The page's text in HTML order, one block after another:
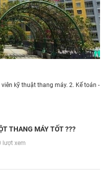
kỹ thuật thang máy. 2. Kế toán -
THANG MÁY TỐT ???
lượt xem